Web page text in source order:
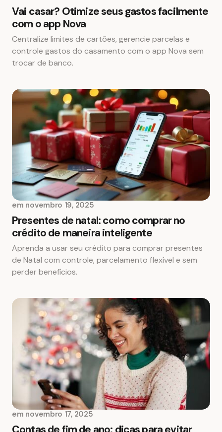
Vai casar? Otimize seus gastos facilmente
com o app Nova
Centralize limites de cartões, gerencie parcelas e
controle gastos do casamento com o app Nova sem
trocar de banco.
em novembro 19, 2025
Presentes de natal: como comprar no
crédito de maneira inteligente
Aprenda a usar seu crédito para comprar presentes
de Natal com controle, parcelamento flexível e sem
perder benefícios.
em novembro 17, 2025